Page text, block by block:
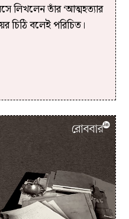
লিখলেন তাঁর ‘আত্মহত্যার
চিঠি বলেই পরিচিত।